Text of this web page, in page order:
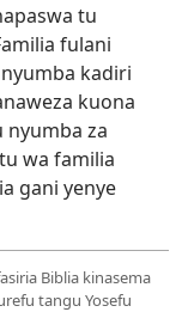
tu
fulani
kadiri
kuona
nyumba za
wa familia
gani yenye
Biblia kinasema
tangu Yosefu